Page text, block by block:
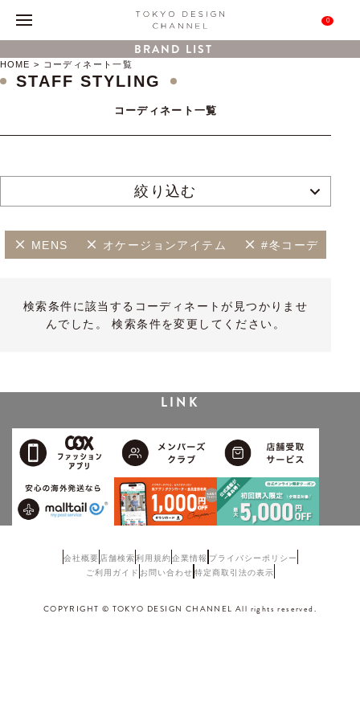
0
BRAND LIST
HOME コーディネート一覧
STAFF STYLING
コーディネート一覧
絞り込む
MENS オケージョンアイテム #冬コーデ
検索条件に該当するコーディネートが見つかりませ
んでした。 検索条件を変更してください。
LINK
会社概要 店舗検索利用規約企業情報 プライバシーポリシー
ご利用ガイド お問い合わせ 特定商取引法の表示
COPYRIGHT © TOKYO DESIGN CHANNEL All rights reserved.